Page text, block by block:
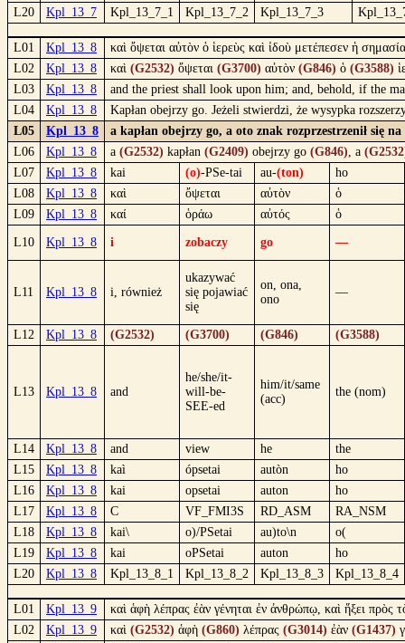
L20
Kpl_13_7 Kpl_13_7_1 Kpl_13_7_2 Kpl_13_7_3
L01 Kpl_13_8
καὶ ὄψεται αὐτὸν ὁ ἱερεὺς καὶ ἰδοὺ μετέπεσεν ἡ
L02
Kpl_13_8 καὶ (G2532) ὄψεται (G3700) αὐτὸν (G846) ὁ (G3588)
L03
Kpl_13_8
and the priest shall look upon him; and, behold, if the
L04
Kpl_13_8
Kapłan obejrzy go. Jeżeli stwierdzi, że wysypka
L05
Kpl_13_8
a kapłan obejrzy go, a oto znak rozprzestrzenił się
L06
Kpl_13_8 a (G2532) kapłan (G2409) obejrzy go (G846), a
L07
Kpl_13_8 kai (o)-PSe-tai au-(ton)
ho
L08
Kpl_13_8 καὶ ὄψεται αὐτὸν
ὁ
L09
Kpl_13_8 καί ὁράω αὐτός ὁ
L10 Kpl_13_8 i zobaczy go —
L11 Kpl_13_8 i, również
ukazywać
się pojawiać
się
on, ona,
ono
—
L12 Kpl_13_8 (G2532) (G3700) (G846) (G3588)
L13 Kpl_13_8 and
he/she/it-
will-be-
SEE-ed
him/it/same
(acc)
the (nom)
L14 Kpl_13_8 and view he
the
L15
Kpl_13_8 kaì ópsetai autòn
ho
L16
Kpl_13_8 kai opsetai auton
ho
L17
Kpl_13_8 C VF_FMI3S RD_ASM
RA_NSM
L18
Kpl_13_8 kai\ o)/PSetai au)to\n
o(
L19
Kpl_13_8 kai oPSetai auton
ho
L20
Kpl_13_8 Kpl_13_8_1 Kpl_13_8_2 Kpl_13_8_3 Kpl_13_8_4
L01 Kpl_13_9
καὶ ἁφὴ λέπρας ἐὰν γένηται ἐν ἀνθρώπῳ, καὶ ἥξει πρὸς
L02
Kpl_13_9 καὶ (G2532) ἁφὴ (G860) λέπρας (G3014) ἐὰν (G1437)